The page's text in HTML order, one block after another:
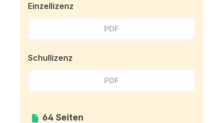
Einzellizenz
PDF
Schullizenz
PDF
64 Seiten